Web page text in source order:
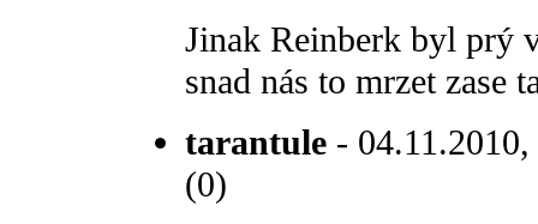
Jinak Reinberk byl prý
snad nás to mrzet zase
tarantule -
(0)